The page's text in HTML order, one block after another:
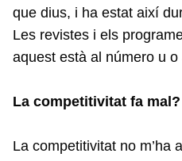
que dius, i ha estat així
Les revistes i els
aquest està al número u o
La competitivitat fa mal?
La competitivitat no m’ha